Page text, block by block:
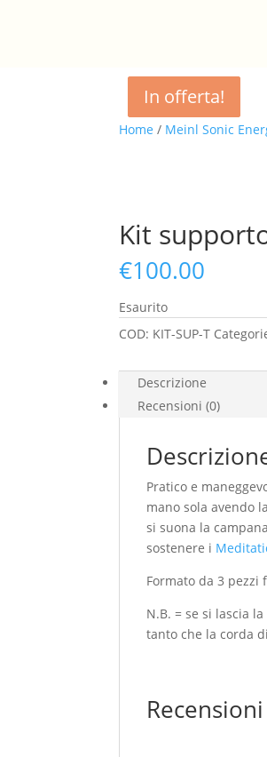
Home / Meinl Sonic
Kit
€100.00
Esaurito
COD: KIT-SUP-T
Descrizione
Recensioni (0)
Pratico e
mano sola avendo
si suona la
sostenere i
Formato da 3 pezzi
N.B. = se si lascia
tanto che la corda
Recensioni
In offerta!
In offerta!